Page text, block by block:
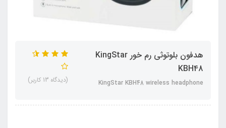
هدفون بلوتوثی رم خور KingStar
KBH48
KingStar KBH48 wireless headphone (دیدگاه 13 کاربر)